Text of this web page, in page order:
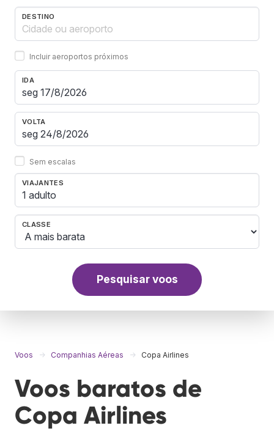
DESTINO
Incluir aeroportos próximos
IDA
VOLTA
Sem escalas
VIAJANTES
1 adulto
CLASSE
Pesquisar voos
Voos Companhias Aéreas Copa Airlines
Voos baratos de
Copa Airlines